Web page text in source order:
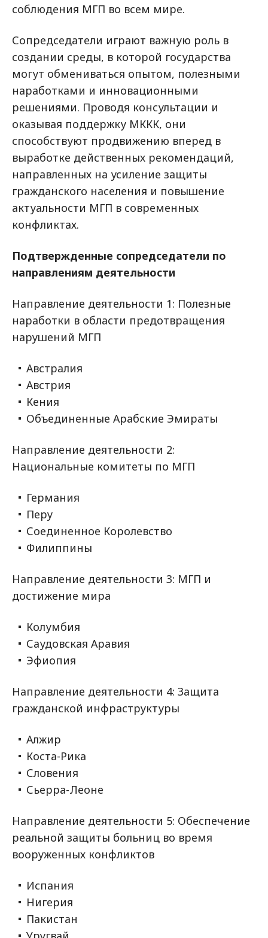
соблюдения МГП во всем мире.
Сопредседатели играют важную роль в
создании среды, в которой государства
могут обмениваться опытом, полезными
наработками и инновационными
решениями. Проводя консультации и
оказывая поддержку МККК, они
способствуют продвижению вперед в
выработке действенных рекомендаций,
направленных на усиление защиты
гражданского населения и повышение
актуальности МГП в современных
конфликтах.
Подтвержденные сопредседатели по
направлениям деятельности
Направление деятельности 1: Полезные
наработки в области предотвращения
нарушений МГП
Австралия
Австрия
Кения
Объединенные Арабские Эмираты
Направление деятельности 2:
Национальные комитеты по МГП
Германия
Перу
Соединенное Королевство
Филиппины
Направление деятельности 3: МГП и
достижение мира
Колумбия
Саудовская Аравия
Эфиопия
Направление деятельности 4: Защита
гражданской инфраструктуры
Алжир
Коста-Рика
Словения
Сьерра-Леоне
Направление деятельности 5: Обеспечение
реальной защиты больниц во время
вооруженных конфликтов
Испания
Нигерия
Пакистан